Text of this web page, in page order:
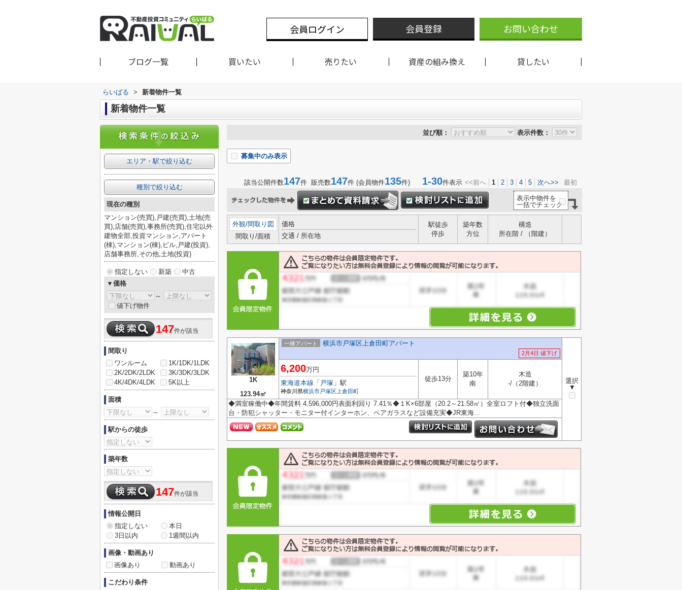
会員ログイン 会員登録 お問い合わせ
ブログ一覧 買いたい 売りたい 資産の組み換え 貸したい
らいばる > 新着物件一覧
新着物件一覧
並び順： 表示件数：
募集中のみ表示
該当公開件数147件 販売数147件 (会員物件135件) 1-30件表示 <<前へ 1 2 3 4 5 次へ>> 最初
表示中物件を
一括でチェック
外観/間取り図
間取り/面積
価格
交通 / 所在地
駅徒歩
停歩
築年数
方位
構造
所在階 / （階建）
1K
123.94㎡
一棟アパート 横浜市戸塚区上倉田町アパート
2月4日 値下げ
選択
▼
6,200万円
東海道本線 「 戸塚 」駅
神奈川県横浜市戸塚区 上倉田町
徒歩13分
築10年
南
木造
-/（2階建）
◆満室稼働中◆年間賃料 4,596,000円表面利回り 7.41％◆１K×6部屋（20.2～21.58㎡）全室ロフト付◆独立洗面
台・防犯シャッター・モニター付インターホン、ペアガラスなど設備充実◆JR東海...
エリア・駅で絞り込む
種別で絞り込む
現在の種別
マンション(売買),戸建(売買),土地(売
買),店舗(売買),事務所(売買),住宅以外
建物全部,投資マンション,アパート
(棟),マンション(棟),ビル,戸建(投資),
店舗事務所,その他,土地(投資)
指定しない 新築
中古
▼価格
～
値下げ物件
147件が該当
間取り
ワンルーム
1K/1DK/1LDK
2K/2DK/2LDK
3K/3DK/3LDK
4K/4DK/4LDK
5K以上
面積
～
駅からの徒歩
築年数
147件が該当
情報公開日
指定しない
本日
3日以内
1週間以内
画像・動画あり
画像あり
動画あり
こだわり条件